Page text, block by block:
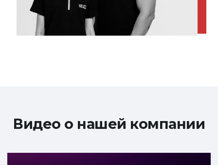
Видео о нашей компании